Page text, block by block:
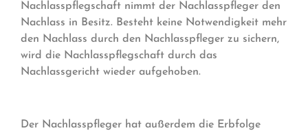
Nachlasspflegschaft nimmt der Nachlasspfleger den
Nachlass in Besitz. Besteht keine Notwendigkeit mehr
den Nachlass durch den Nachlasspfleger zu sichern,
wird die Nachlasspflegschaft durch das
Nachlassgericht wieder aufgehoben.
Der Nachlasspfleger hat außerdem die Erbfolge